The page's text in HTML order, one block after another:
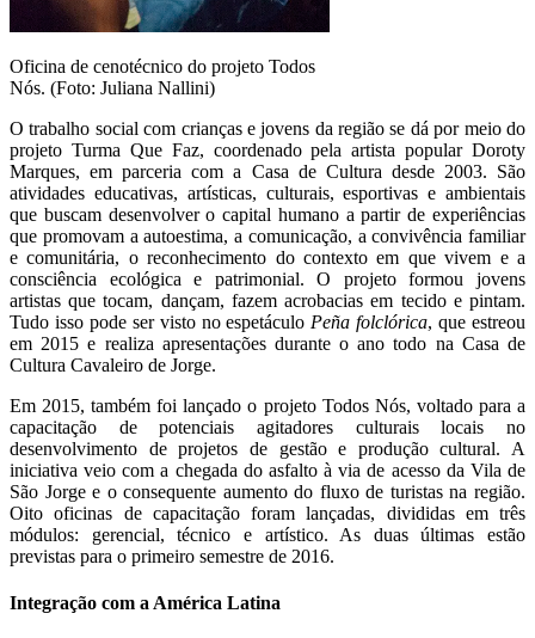
Oficina de cenotécnico do projeto Todos
Nós. (Foto: Juliana Nallini)
O trabalho social com crianças e jovens da região se dá por meio do
projeto Turma Que Faz, coordenado pela artista popular Doroty
Marques, em parceria com a Casa de Cultura desde 2003. São
atividades educativas, artísticas, culturais, esportivas e ambientais
que buscam desenvolver o capital humano a partir de experiências
que promovam a autoestima, a comunicação, a convivência familiar
e comunitária, o reconhecimento do contexto em que vivem e a
consciência ecológica e patrimonial. O projeto formou jovens
artistas que tocam, dançam, fazem acrobacias em tecido e pintam.
Tudo isso pode ser visto no espetáculo Peña folclórica, que estreou
em 2015 e realiza apresentações durante o ano todo na Casa de
Cultura Cavaleiro de Jorge.
Em 2015, também foi lançado o projeto Todos Nós, voltado para a
capacitação de potenciais agitadores culturais locais no
desenvolvimento de projetos de gestão e produção cultural. A
iniciativa veio com a chegada do asfalto à via de acesso da Vila de
São Jorge e o consequente aumento do fluxo de turistas na região.
Oito oficinas de capacitação foram lançadas, divididas em três
módulos: gerencial, técnico e artístico. As duas últimas estão
previstas para o primeiro semestre de 2016.
Integração com a América Latina